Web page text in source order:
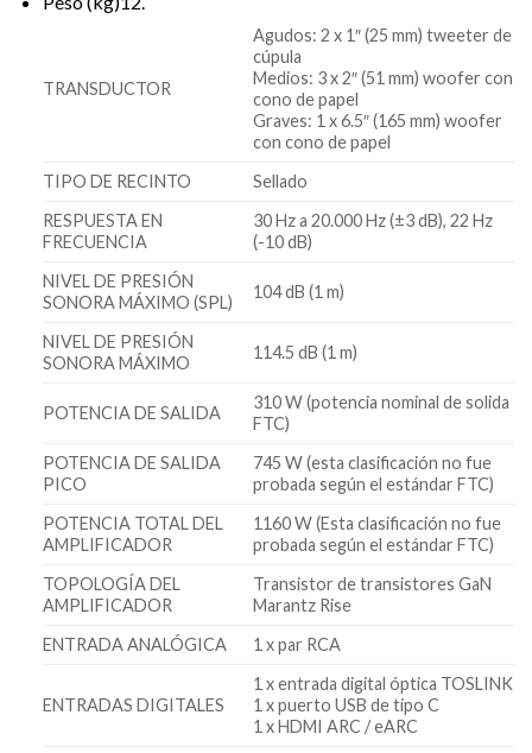
TRANSDUCTOR
Agudos: 2 x 1″ (25 mm) tweeter de
cúpula
Medios: 3 x 2″ (51 mm) woofer con
cono de papel
Graves: 1 x 6.5″ (165 mm) woofer
con cono de papel
TIPO DE RECINTO
Sellado
RESPUESTA EN
FRECUENCIA
30 Hz a 20.000 Hz (±3 dB), 22 Hz
(-10 dB)
NIVEL DE PRESIÓN
SONORA MÁXIMO (SPL)
104 dB (1 m)
NIVEL DE PRESIÓN
SONORA MÁXIMO
114.5 dB (1 m)
POTENCIA DE SALIDA
310 W (potencia nominal de solida
FTC)
POTENCIA DE SALIDA
PICO
745 W (esta clasificación no fue
probada según el estándar FTC)
POTENCIA TOTAL DEL
AMPLIFICADOR
1160 W (Esta clasificación no fue
probada según el estándar FTC)
TOPOLOGÍA DEL
AMPLIFICADOR
Transistor de transistores GaN
Marantz Rise
ENTRADA ANALÓGICA
1 x par RCA
ENTRADAS DIGITALES
1 x entrada digital óptica TOSLINK
1 x puerto USB de tipo C
1 x HDMI ARC / eARC